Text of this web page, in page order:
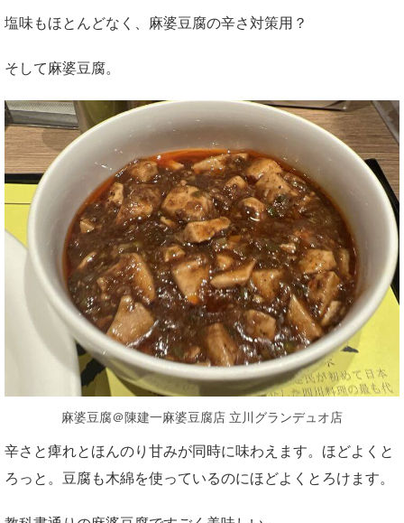
塩味もほとんどなく、麻婆豆腐の辛さ対策用？
そして麻婆豆腐。
麻婆豆腐＠陳建一麻婆豆腐店 立川グランデュオ店
辛さと痺れとほんのり甘みが同時に味わえます。ほどよくと
ろっと。豆腐も木綿を使っているのにほどよくとろけます。